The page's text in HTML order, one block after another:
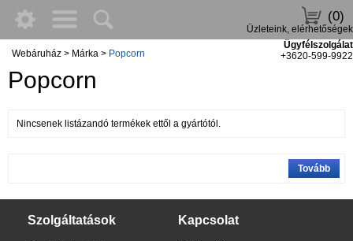
(0)
Üzleteink, elérhetőségek
Ügyfélszolgálat
+3620-599-9922
Webáruház > Márka > Popcorn
Popcorn
Nincsenek listázandó termékek ettől a gyártótól.
Tovább
Szolgáltatások Kapcsolat